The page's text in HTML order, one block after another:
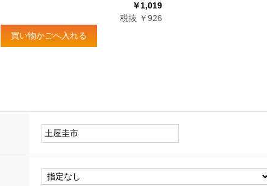
￥1,019
税抜 ￥926
買い物かごへ入れる